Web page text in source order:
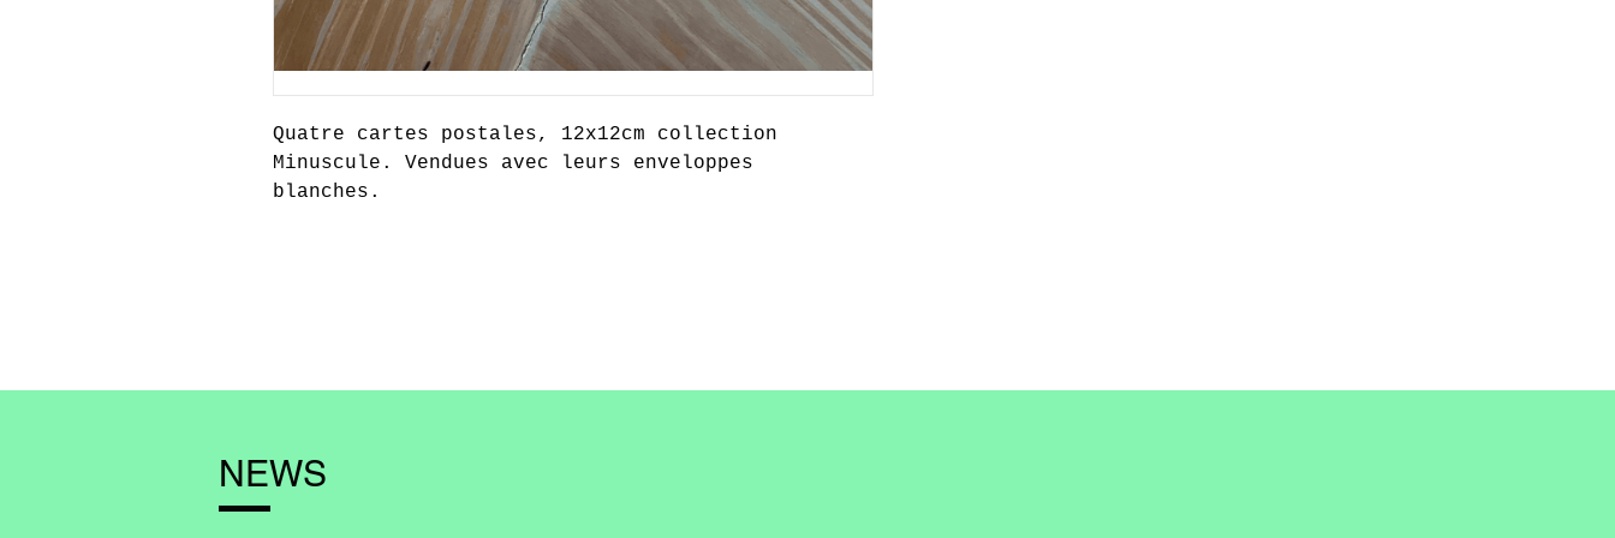
Quatre cartes postales, 12x12cm collection
Minuscule. Vendues avec leurs enveloppes
blanches.
NEWS